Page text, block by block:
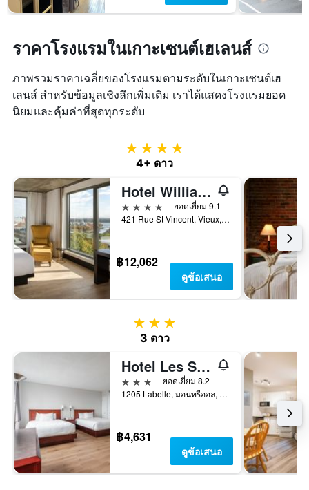
ราคาโรงแรมในเกาะเซนต์เฮเลนส์
ภาพรวมราคาเฉลี่ยของโรงแรมตามระดับในเกาะเซนต์เฮ
เลนส์ สำหรับข้อมูลเชิงลึกเพิ่มเติม เราได้แสดงโรงแรมยอด
นิยมและคุ้มค่าที่สุดทุกระดับ
4 ดาว
4+ ดาว
Hotel William Gray
4 ดาว
ยอดเยี่ยม 9.1
421 Rue St-Vincent, Vieux, มอนทรีออล, QC, แคนาดา
฿12,062
ดูข้อเสนอ
3 ดาว
3 ดาว
Hotel Les Suites Labelle
3 ดาว
ยอดเยี่ยม 8.2
1205 Labelle, มอนทรีออล, QC, แคนาดา
฿4,631
ดูข้อเสนอ